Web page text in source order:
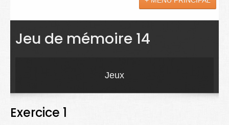
Actualités
Soins
Droit
Jeu de mémoire 14
Jeux
Exercice 1